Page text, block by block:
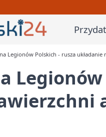
Legionów Polskich - rusza układanie